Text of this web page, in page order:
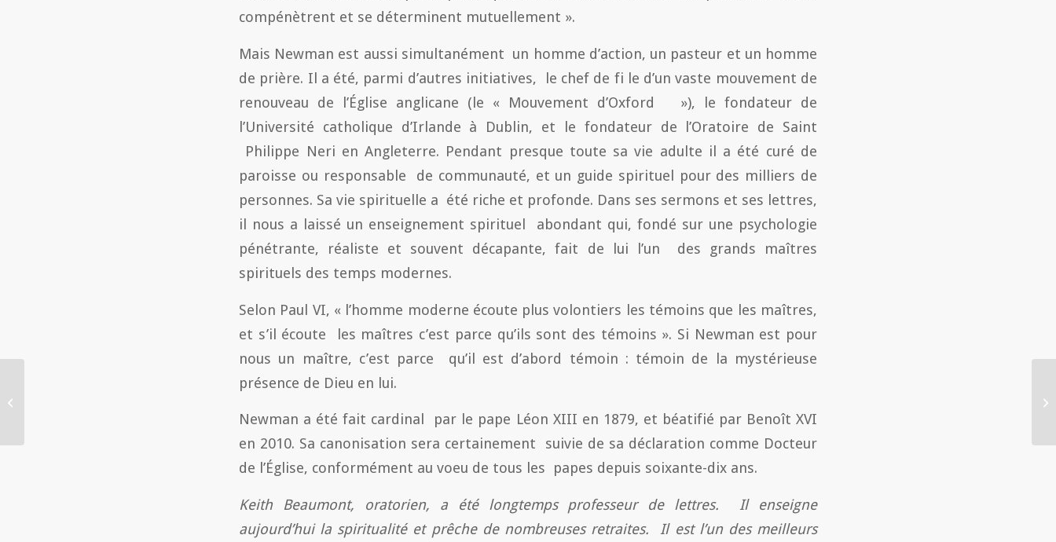
compénètrent et se déterminent mutuellement ».
Mais Newman est aussi simultanément un homme d’action, un pasteur et un homme
de prière. Il a été, parmi d’autres initiatives, le chef de fi le d’un vaste mouvement de
renouveau de l’Église anglicane (le « Mouvement d’Oxford »), le fondateur de
l’Université catholique d’Irlande à Dublin, et le fondateur de l’Oratoire de Saint
Philippe Neri en Angleterre. Pendant presque toute sa vie adulte il a été curé de
paroisse ou responsable de communauté, et un guide spirituel pour des milliers de
personnes. Sa vie spirituelle a été riche et profonde. Dans ses sermons et ses lettres,
il nous a laissé un enseignement spirituel abondant qui, fondé sur une psychologie
pénétrante, réaliste et souvent décapante, fait de lui l’un des grands maîtres
spirituels des temps modernes.
Selon Paul VI, « l’homme moderne écoute plus volontiers les témoins que les maîtres,
et s’il écoute les maîtres c’est parce qu’ils sont des témoins ». Si Newman est pour
nous un maître, c’est parce qu’il est d’abord témoin : témoin de la mystérieuse
présence de Dieu en lui.
Newman a été fait cardinal par le pape Léon XIII en 1879, et béatifié par Benoît XVI
en 2010. Sa canonisation sera certainement suivie de sa déclaration comme Docteur
de l’Église, conformément au voeu de tous les papes depuis soixante-dix ans.
Keith Beaumont, oratorien, a été longtemps professeur de lettres. Il enseigne
aujourd’hui la spiritualité et prêche de nombreuses retraites. Il est l’un des meilleurs